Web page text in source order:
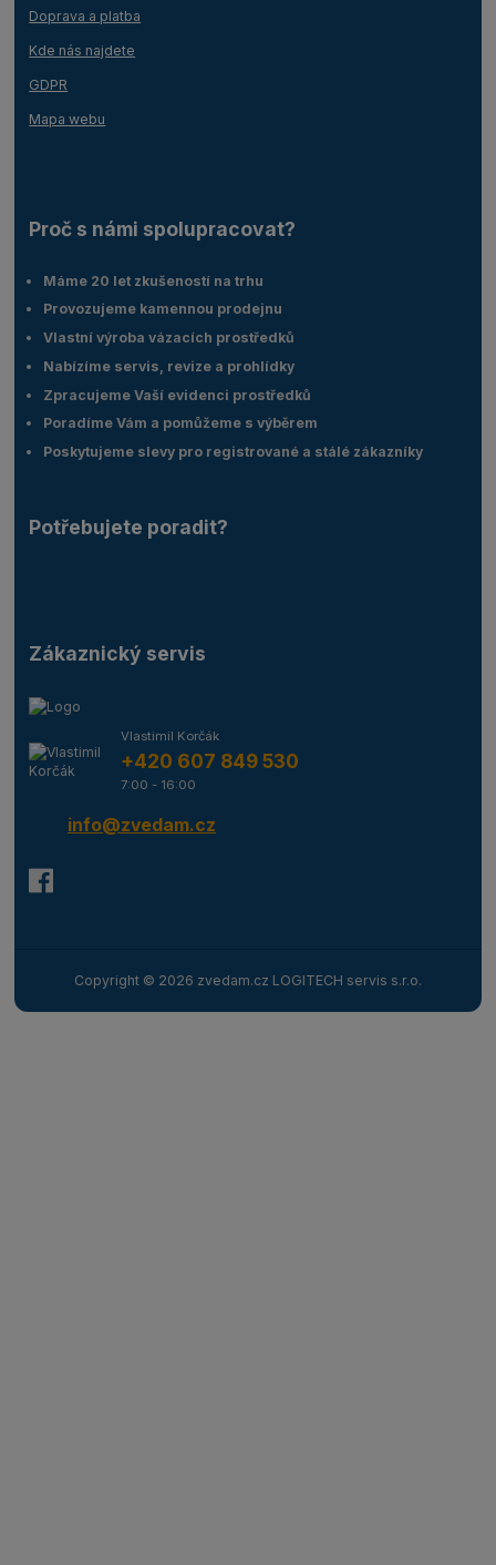
Doprava a platba
Kde nás najdete
GDPR
Mapa webu
Proč s námi spolupracovat?
Máme 20 let zkušeností na trhu
Provozujeme kamennou prodejnu
Vlastní výroba vázacích prostředků
Nabízíme servis, revize a prohlídky
Zpracujeme Vaší evidenci prostředků
Poradíme Vám a pomůžeme s výběrem
Poskytujeme slevy pro registrované a stálé zákazníky
Potřebujete poradit?
Zákaznický servis
Vlastimil Korčák
+420 607 849 530
7:00 - 16:00
info@zvedam.cz
Copyright © 2026 zvedam.cz LOGITECH servis s.r.o.